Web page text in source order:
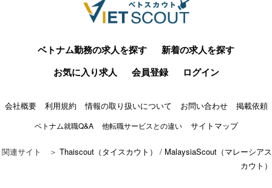
ベトナム勤務の求人を探す
新着の求人を探す
お気に入り求人
会員登録 ログイン
会社概要 利用規約 情報の取り扱いについて お問い合わせ 掲載依頼
ベトナム就職Q&A 他転職サービスとの違い サイトマップ
関連サイト ＞ Thaiscout（タイスカウト） / MalaysiaScout（マレーシアス
カウト）